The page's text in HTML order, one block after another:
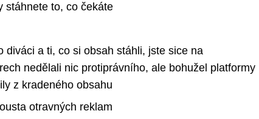
stáhnete to, co čekáte
diváci a ti, co si obsah stáhli, jste sice na
nedělali nic protiprávního, ale bohužel platformy
z kradeného obsahu
otravných reklam